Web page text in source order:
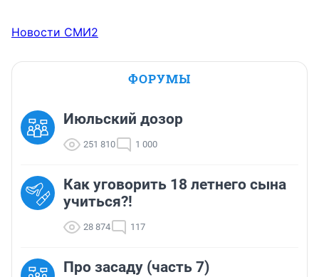
Новости СМИ2
ФОРУМЫ
Июльский дозор
251 810 1 000
Как уговорить 18 летнего сына
учиться?!
28 874 117
Про засаду (часть 7)